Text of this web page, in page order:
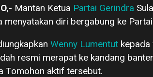
,- Mantan Ketua Partai Gerindra
menyatakan diri bergabung ke
Wenny Lumentut
resmi merapat ke kandang
Tomohon aktif tersebut.